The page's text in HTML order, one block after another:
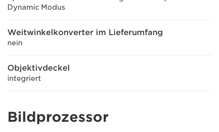
Dynamic Modus
Weitwinkelkonverter im Lieferumfang
nein
Objektivdeckel
integriert
Bildprozessor